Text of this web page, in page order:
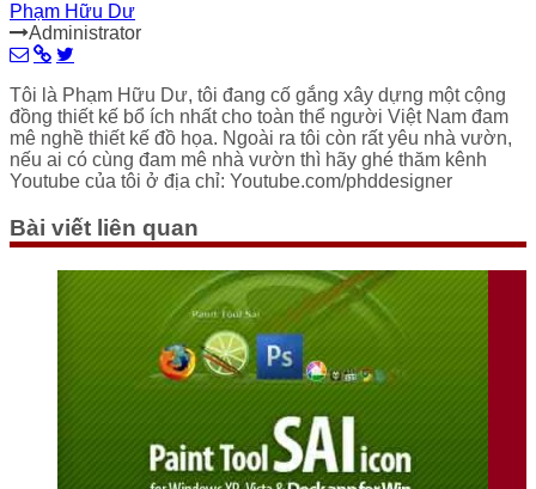
Phạm Hữu Dư
Administrator
Tôi là Phạm Hữu Dư, tôi đang cố gắng xây dựng một cộng
đồng thiết kế bổ ích nhất cho toàn thể người Việt Nam đam
mê nghề thiết kế đồ họa. Ngoài ra tôi còn rất yêu nhà vườn,
nếu ai có cùng đam mê nhà vườn thì hãy ghé thăm kênh
Youtube của tôi ở địa chỉ: Youtube.com/phddesigner
Bài viết liên quan